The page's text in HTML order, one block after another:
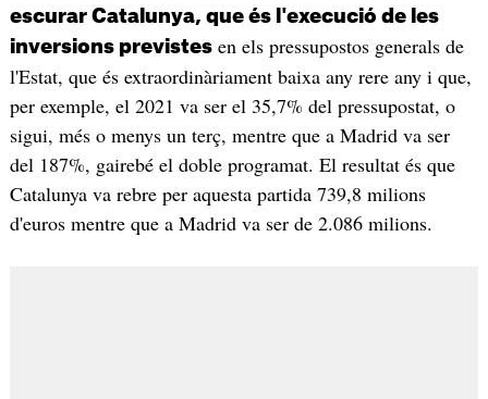
escurar Catalunya, que és l'execució de les
inversions previstesen els pressupostos generals de
l'Estat, que és extraordinàriament baixa any rere any i que,
per exemple, el 2021 va ser el 35,7% del pressupostat, o
sigui, més o menys un terç, mentre que a Madrid va ser
del 187%, gairebé el doble programat. El resultat és que
Catalunya va rebre per aquesta partida 739,8 milions
d'euros mentre que a Madrid va ser de 2.086 milions.